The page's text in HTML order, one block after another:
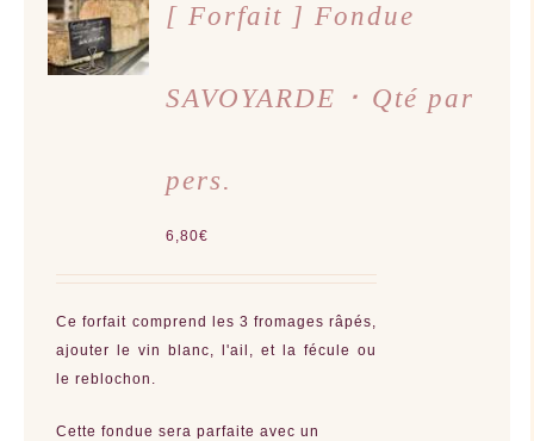
AU
PANIER
/
DÉTAILS
[ Forfait ] Fondue
SAVOYARDE ･ Qté par
pers.
6,80€
Ce forfait comprend les 3 fromages râpés,
ajouter le vin blanc, l'ail, et la fécule ou
le reblochon.
Cette fondue sera parfaite avec un